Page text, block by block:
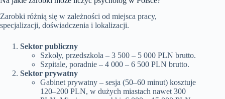
Zarobki różnią się w zależności od miejsca pracy,
specjalizacji, doświadczenia i lokalizacji.
Sektor publiczny
Szkoły, przedszkola – 3 500 – 5 000 PLN brutto.
Szpitale, poradnie – 4 000 – 6 500 PLN brutto.
Sektor prywatny
Gabinet prywatny – sesja (50–60 minut) kosztuje
120–200 PLN, w dużych miastach nawet 300